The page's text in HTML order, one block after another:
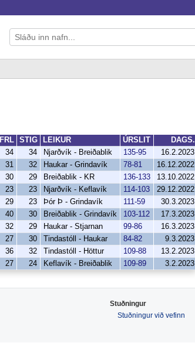
FRL STIG LEIKUR ÚRSLIT
DAGS.
34 34 Njarðvík - Breiðablik 135-95
16.2.2023
31 32 Haukar - Grindavík 78-81
16.12.2022
30 29 Breiðablik - KR 136-133
13.10.2022
23 23 Njarðvík - Keflavík 114-103
29.12.2022
29 23 Þór Þ - Grindavík 111-59
30.3.2023
40 30 Breiðablik - Grindavík 103-112
17.3.2023
32 29 Haukar - Stjarnan 99-86
16.3.2023
27 30 Tindastóll - Haukar 84-82
9.3.2023
36 32 Tindastóll - Höttur 109-88
13.2.2023
27 24 Keflavík - Breiðablik 109-89 3.2.2023
Stuðningur
Stuðningur við vefinn